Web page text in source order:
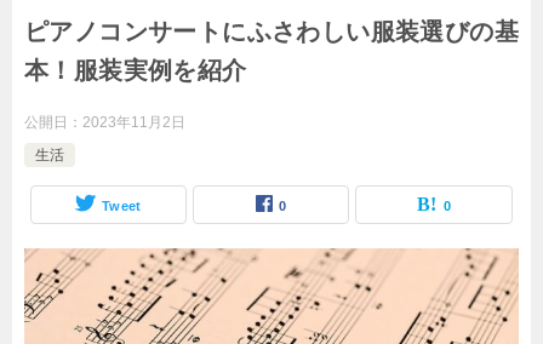
ピアノコンサートにふさわしい服装選びの基
本！服装実例を紹介
公開日： 2023年11月2日
生活
Tweet 0 0